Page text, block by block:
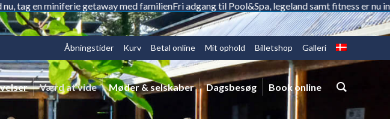
Åbningstider Kurv Betal online Mit ophold Billetshop Galleri
Værd at vide Møder & selskaber Dagsbesøg Book online
miniferie getaway med familienFri adgang til Pool&Spa, legeland samt fitness er nu